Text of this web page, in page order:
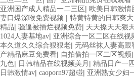
亚洲国产成人精品一二三区 | 欧美日韩激
妻口爆深喉免费视频 | 特黄特黄的日韩爽
精品| 骚逼被插烂视频免费| 天天搡天天狠
1024人妻基地av| 亚洲综合一区二区在线视
本久道久久综合狠狠老| 无码丝袜人妻高跟
产精品麻豆免费看| 自拍偷拍一区二区视频|
九色| 日韩精品在线视频美月 | 精品日产一
日韩激情av| caoporn97超碰| 亚洲熟女少妇